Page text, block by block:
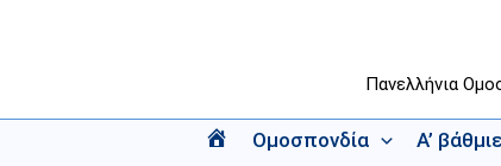
Πανελλήνια
Α
Ομοσπονδία Α’